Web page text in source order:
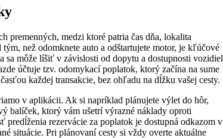
premenných, medzi ktoré patria čas dňa, lokalita
než odomknete auto a odštartujete motor, je kľúčové
môže líšiť v závislosti od dopytu a dostupnosti vozidiel
účtuje tzv. odomykací poplatok, ktorý začína na sume
každej transakcie, bez ohľadu na dĺžku vašej cesty.
v aplikácii. Ak si napríklad plánujete výlet do hôr,
balíček, ktorý vám ušetrí výrazné náklady oproti
rezervácie za poplatok je dostupná odkazom v
situácie. Pri plánovaní cesty si vždy overte aktuálne